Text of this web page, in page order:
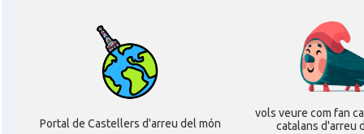
Associació Catalana d'Essen E.V. /
Verein Essen E.V.
Associació Catalana d'Hamburg "El
Portal de Castellers d'arreu del món
vols veure com fan
catalans d'arreu